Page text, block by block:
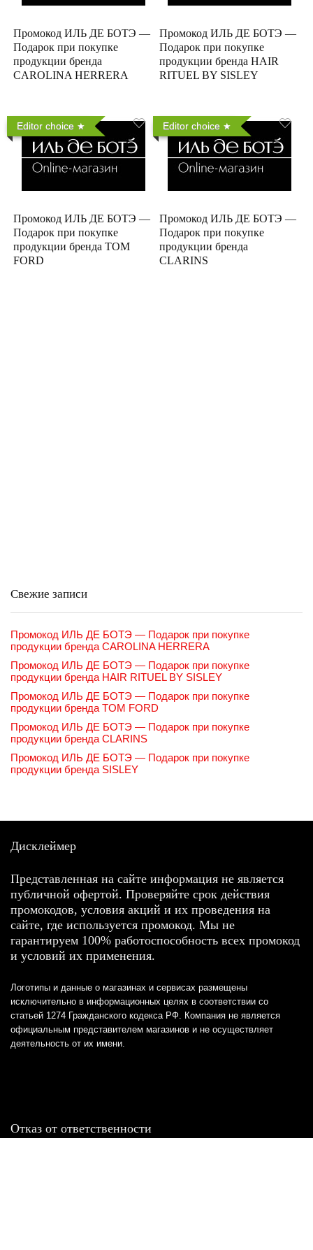
Промокод ИЛЬ ДЕ БОТЭ —
Подарок при покупке
продукции бренда
CAROLINA HERRERA
Промокод ИЛЬ ДЕ БОТЭ —
Подарок при покупке
продукции бренда HAIR
RITUEL BY SISLEY
Editor choice
Промокод ИЛЬ ДЕ БОТЭ —
Подарок при покупке
продукции бренда TOM
FORD
Editor choice
Промокод ИЛЬ ДЕ БОТЭ —
Подарок при покупке
продукции бренда
CLARINS
Свежие записи
Промокод ИЛЬ ДЕ БОТЭ — Подарок при покупке
продукции бренда CAROLINA HERRERA
Промокод ИЛЬ ДЕ БОТЭ — Подарок при покупке
продукции бренда HAIR RITUEL BY SISLEY
Промокод ИЛЬ ДЕ БОТЭ — Подарок при покупке
продукции бренда TOM FORD
Промокод ИЛЬ ДЕ БОТЭ — Подарок при покупке
продукции бренда CLARINS
Промокод ИЛЬ ДЕ БОТЭ — Подарок при покупке
продукции бренда SISLEY
Дисклеймер
Представленная на сайте информация не является
публичной офертой. Проверяйте срок действия
промокодов, условия акций и их проведения на
сайте, где используется промокод. Мы не
гарантируем 100% работоспособность всех промокод
и условий их применения.
Логотипы и данные о магазинах и сервисах размещены
исключительно в информационных целях в соответствии со
статьей 1274 Гражданского кодекса РФ. Компания не является
официальным представителем магазинов и не осуществляет
деятельность от их имени.
Отказ от ответственности